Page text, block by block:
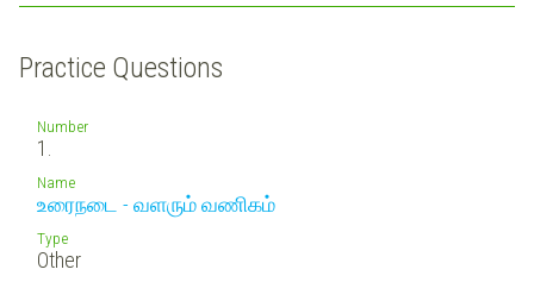
Practice Questions
Number
1.
Name
உரைநடை - வளரும் வணிகம்
Type
Other